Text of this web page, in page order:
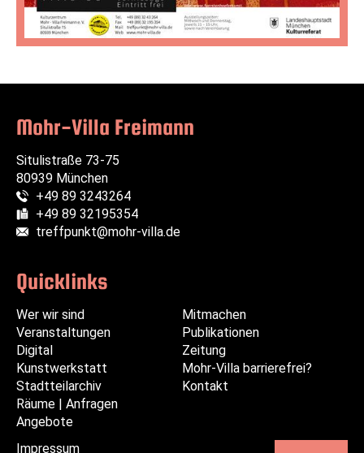
Mohr-Villa Freimann
Situlistraße 73-75
80939 München
Telefon:
+49 89 3243264
Fax:
+49 89 32195354
E-Mail:
treffpunkt@mohr-villa.de
Quicklinks
überspringen
Wer wir sind
Veranstaltungen
Digital
Kunstwerkstatt
Stadtteilarchiv
Räume | Anfragen
Angebote
überspringen
Mitmachen
Publikationen
Zeitung
Mohr-Villa barrierefrei?
Kontakt
Impressum